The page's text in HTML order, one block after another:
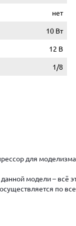
нет
10 Вт
12 В
1/8
для
модели –
по